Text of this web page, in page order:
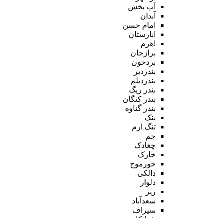
آب پخش
آبدان
امام حسن
انارستان
اهرم
برازجان
بردخون
بندردیر
بندردیلم
بندر ریگ
بندر کنگان
بندر گناوه
بنک
تنگ ارم
جم
چغادک
خارک
خورموج
دالکی
دلوار
ریز
سعدآباد
سیراف